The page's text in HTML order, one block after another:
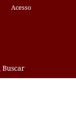
Buscar
Acesso